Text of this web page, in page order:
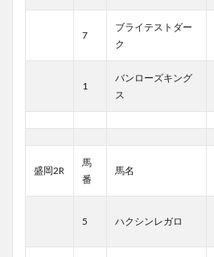
7
ブライテストダー
ク
1
バンローズキング
ス
盛岡2R
馬
番
馬名
5 ハクシンレガロ